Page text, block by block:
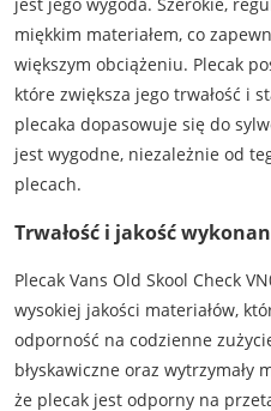
miękkim materiałem, co
większym obciążeniu. Plecak
które zwiększa jego trwałość i
plecaka dopasowuje się do
jest wygodne, niezależnie od
plecach.
Trwałość i jakość
Plecak Vans Old Skool Check
wysokiej jakości materiałów,
odporność na codzienne
błyskawiczne oraz wytrzymały
że plecak jest odporny na